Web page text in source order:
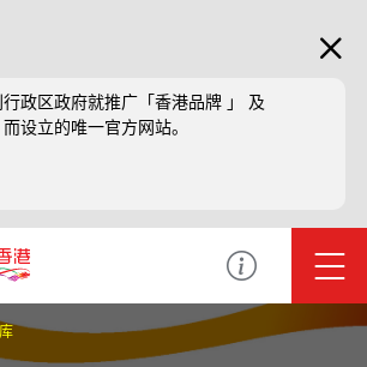
政区政府就推广「香港品牌 」 及
设立的唯一官方网站。